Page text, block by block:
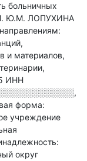
больничных
Ю.М. ЛОПУХИНА
и материалов,
ИНН
,
форма:
учреждение
округ